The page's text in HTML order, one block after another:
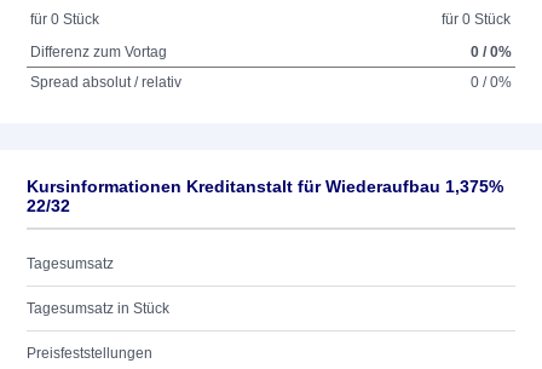
für 0 Stück
für 0 Stück
Differenz zum Vortag
0 / 0%
Spread absolut / relativ
0 / 0%
Kursinformationen Kreditanstalt für Wiederaufbau 1,375%
22/32
Tagesumsatz
Tagesumsatz in Stück
Preisfeststellungen